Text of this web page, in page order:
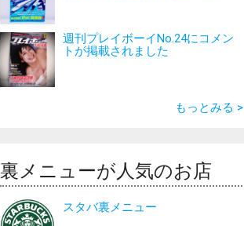
週刊プレイボーイNo.24にコメン
トが掲載されました
もっとみる >
裏メニューが人気のお店
スタバ裏メニュー